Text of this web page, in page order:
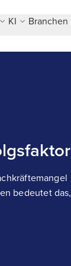
KI Branchen
bedeutet das,